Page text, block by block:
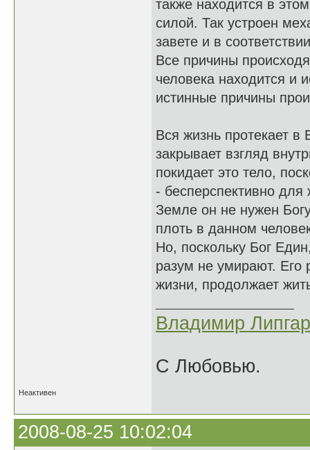
также находится в
силой. Так устроен
завете и в
Все причины
человека находится и
истинные причины
Вся жизнь протекает в
закрывает взгляд
покидает это тело,
- бесперспективно для
Земле он не нужен
плоть в данном
Но, поскольку Бог
разум не умирают. Его
жизни, продолжает
Владимир
С Любовью.
Неактивен
2008-08-25 10:02:04